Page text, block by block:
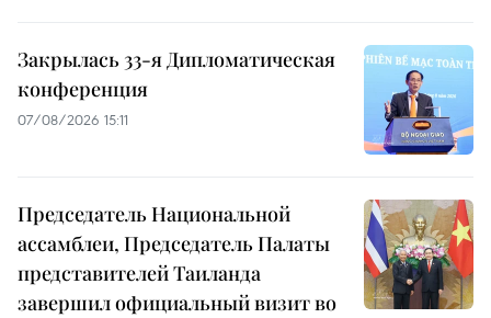
Закрылась 33-я Дипломатическая
конференция
07/08/2026 15:11
Председатель Национальной
ассамблеи, Председатель Палаты
представителей Таиланда
завершил официальный визит во